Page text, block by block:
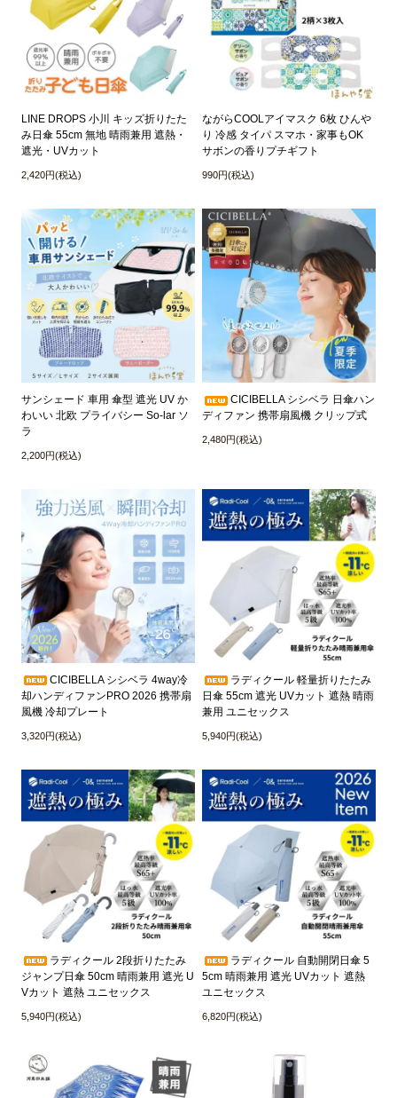
LINE DROPS 小川 キッズ折りたた
み日傘 55cm 無地 晴雨兼用 遮熱・
遮光・UVカット
2,420円(税込)
ながらCOOLアイマスク 6枚 ひんや
り 冷感 タイパ スマホ・家事もOK
サボンの香りプチギフト
990円(税込)
サンシェード 車用 傘型 遮光 UV か
わいい 北欧 プライバシー So-lar ソ
ラ
2,200円(税込)
CICIBELLA シシベラ 日傘ハン
ディファン 携帯扇風機 クリップ式
2,480円(税込)
CICIBELLA シシベラ 4way冷
却ハンディファンPRO 2026 携帯扇
風機 冷却プレート
3,320円(税込)
ラディクール 軽量折りたたみ
日傘 55cm 遮光 UVカット 遮熱 晴雨
兼用 ユニセックス
5,940円(税込)
ラディクール 2段折りたたみ
ジャンプ日傘 50cm 晴雨兼用 遮光 U
Vカット 遮熱 ユニセックス
5,940円(税込)
ラディクール 自動開閉日傘 5
5cm 晴雨兼用 遮光 UVカット 遮熱
ユニセックス
6,820円(税込)